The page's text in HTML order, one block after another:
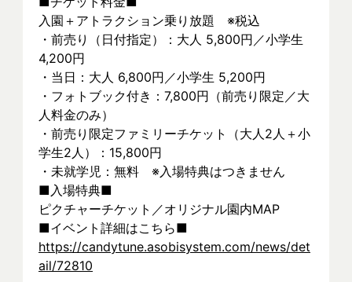
入園＋アトラクション乗り放題　※税込
・前売り（日付指定）：大人 5,800円／小学生
4,200円
・当日：大人 6,800円／小学生 5,200円
・フォトブック付き：7,800円（前売り限定／大
人料金のみ）
・前売り限定ファミリーチケット（大人2人＋小
学生2人）：15,800円
・未就学児：無料　※入場特典はつきません
■入場特典■
ピクチャーチケット／オリジナル園内MAP
■イベント詳細はこちら■
https://candytune.asobisystem.com/news/det
ail/72810